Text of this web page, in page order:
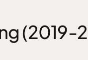
(2019-